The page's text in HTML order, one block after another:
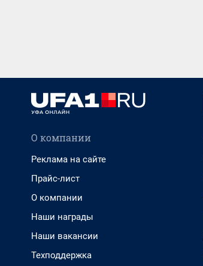
О компании
Реклама на сайте
Прайс-лист
О компании
Наши награды
Наши вакансии
Техподдержка